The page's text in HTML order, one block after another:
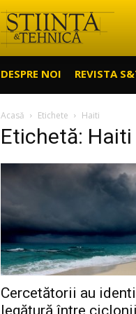
DESPRE NOI REVISTA
Acasă Etichete Haiti
Etichetă: Haiti
Cercetătorii au
legătură între